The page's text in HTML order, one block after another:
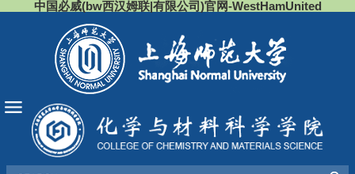
中国必威(bw西汉姆联|有限公司)官网-WestHamUnited